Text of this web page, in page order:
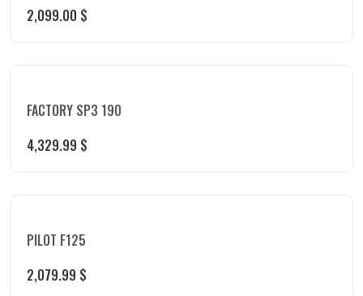
2,099.00 $
FACTORY SP3 190
4,329.99 $
PILOT F125
2,079.99 $